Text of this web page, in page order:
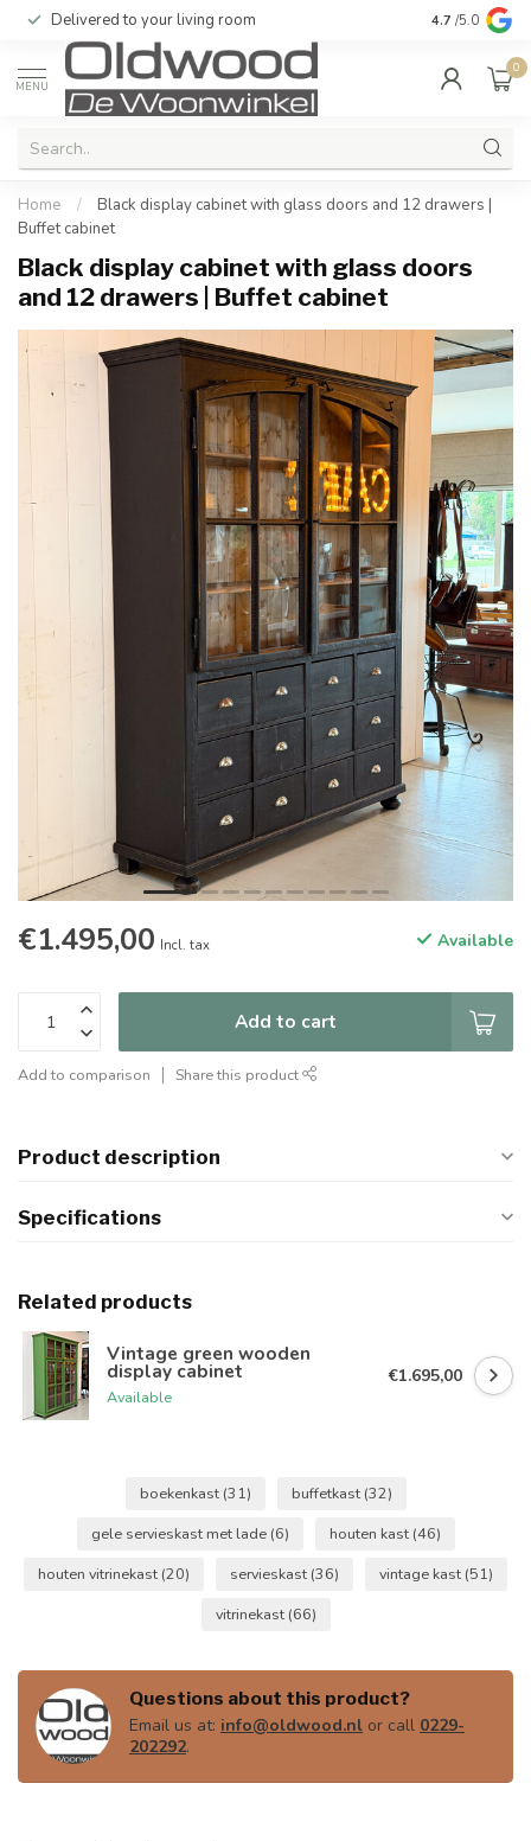
Delivered to your living room Quality &
4.7 /5.0
MENU
0
Home /
Black display cabinet with glass doors and 12 drawers |
Buffet cabinet
Black display cabinet with glass doors
and 12 drawers | Buffet cabinet
€1.495,00 Incl. tax Available
Add to cart
Add to comparison Share this product
Product description
Specifications
Related products
Vintage green wooden
display cabinet
Available
€1.695,00
boekenkast (31) buffetkast (32)
gele servieskast met lade (6) houten kast (46)
houten vitrinekast (20) servieskast (36) vintage kast (51)
vitrinekast (66)
Questions about this product?
Email us at: info@oldwood.nl or call 0229-
202292.